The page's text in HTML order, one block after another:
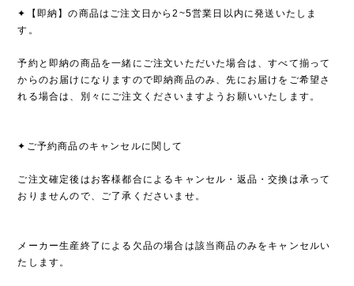
✦【即納】の商品はご注文日から2~5営業日以内に発送いたしま
す。
予約と即納の商品を一緒にご注文いただいた場合は、すべて揃って
からのお届けになりますので即納商品のみ、先にお届けをご希望さ
れる場合は、別々にご注文くださいますようお願いいたします。
✦ご予約商品のキャンセルに関して
ご注文確定後はお客様都合によるキャンセル・返品・交換は承って
おりませんので、ご了承くださいませ。
メーカー生産終了による欠品の場合は該当商品のみをキャンセルい
たします。